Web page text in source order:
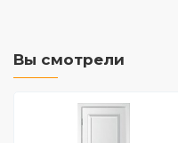
Вы смотрели